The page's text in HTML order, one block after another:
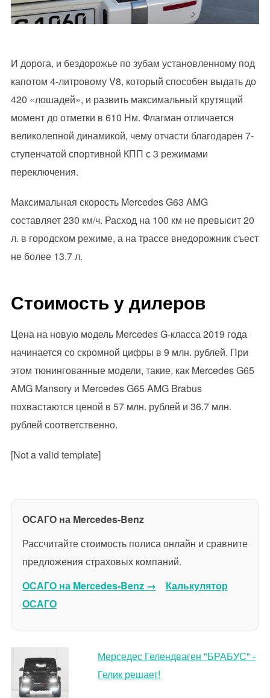
И дорога, и бездорожье по зубам установленному под
капотом 4-литровому V8, который способен выдать до
420 «лошадей», и развить максимальный крутящий
момент до отметки в 610 Нм. Флагман отличается
великолепной динамикой, чему отчасти благодарен 7-
ступенчатой спортивной КПП с 3 режимами
переключения.
Максимальная скорость Mercedes G63 AMG
составляет 230 км/ч. Расход на 100 км не превысит 20
л. в городском режиме, а на трассе внедорожник съест
не более 13.7 л.
Стоимость у дилеров
Цена на новую модель Mercedes G-класса 2019 года
начинается со скромной цифры в 9 млн. рублей. При
этом тюнингованные модели, такие, как Mercedes G65
AMG Mansory и Mercedes G65 AMG Brabus
похвастаются ценой в 57 млн. рублей и 36.7 млн.
рублей соответственно.
[Not a valid template]
ОСАГО на Mercedes-Benz
Рассчитайте стоимость полиса онлайн и сравните
предложения страховых компаний.
ОСАГО на Mercedes-Benz →
Калькулятор
ОСАГО
Мерседес Гелендваген "БРАБУС" -
Гелик решает!